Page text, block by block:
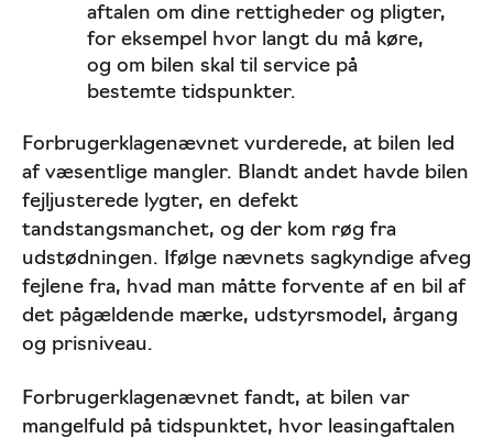
aftalen om dine rettigheder og pligter,
for eksempel hvor langt du må køre,
og om bilen skal til service på
bestemte tidspunkter.
Forbrugerklagenævnet vurderede, at bilen led
af væsentlige mangler. Blandt andet havde bilen
fejljusterede lygter, en defekt
tandstangsmanchet, og der kom røg fra
udstødningen. Ifølge nævnets sagkyndige afveg
fejlene fra, hvad man måtte forvente af en bil af
det pågældende mærke, udstyrsmodel, årgang
og prisniveau.
Forbrugerklagenævnet fandt, at bilen var
mangelfuld på tidspunktet, hvor leasingaftalen